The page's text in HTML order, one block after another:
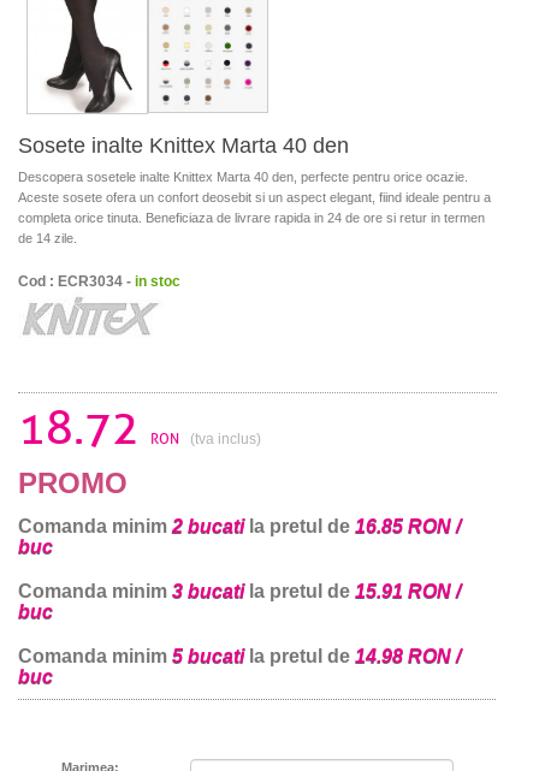
Sosete inalte Knittex Marta 40 den
Descopera sosetele inalte Knittex Marta 40 den, perfecte pentru orice ocazie.
Aceste sosete ofera un confort deosebit si un aspect elegant, fiind ideale pentru a
completa orice tinuta. Beneficiaza de livrare rapida in 24 de ore si retur in termen
de 14 zile.
Cod : ECR3034 - in stoc
18.72 RON (tva inclus)
PROMO
Comanda minim 2 bucatila pretul de 16.85 RON /
buc
Comanda minim 3 bucatila pretul de 15.91 RON /
buc
Comanda minim 5 bucatila pretul de 14.98 RON /
buc
Marimea: